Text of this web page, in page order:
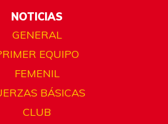
NOTICIAS
GENERAL
EQUIPO
FEMENIL
BÁSICAS
CLUB